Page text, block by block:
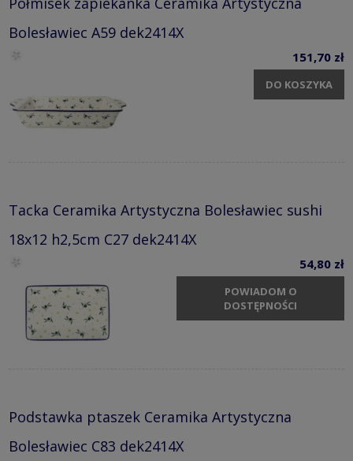
Bolesławiec A59 dek2414X
151,70 zł
DO KOSZYKA
Tacka Ceramika Artystyczna Bolesławiec sushi
18x12 h2,5cm C27 dek2414X
54,80 zł
POWIADOM O
DOSTĘPNOŚCI
Podstawka ptaszek Ceramika Artystyczna
Bolesławiec C83 dek2414X